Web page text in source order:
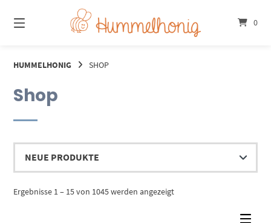
zum
Inhalt
0
HUMMELHONIG SHOP
Shop
Ergebnisse 1 – 15 von 1045 werden angezeigtNach